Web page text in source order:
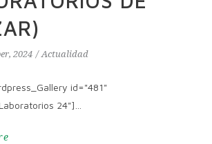
2024 Actualidad
id="481"
24"]